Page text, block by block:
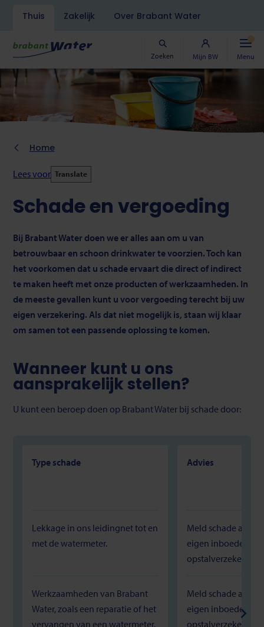
Overslaan
naar
de
inhoud
gaan
Thuis Zakelijk Over Brabant Water
Zoeken Mijn BW Menu
Kruimelpad
Home
Lees voor Translate
Schade en vergoeding
Bij Brabant Water doen we er alles aan om u van
betrouwbaar en schoon drinkwater te voorzien. Toch kan
het voorkomen dat u schade ervaart die direct of indirect
te maken heeft met onze producten of werkzaamheden. In
de meeste gevallen kunt u voor vergoeding terecht bij uw
eigen verzekering. Als dat niet mogelijk is, staan wij klaar
om samen tot een passende oplossing te komen.
Wanneer kunt u ons
aansprakelijk stellen?
U kunt een beroep doen op Brabant Water bij schade door:
Type schade
Lekkage in ons leidingnet tot en
met de watermeter.
Werkzaamheden van Brabant
Water, zoals een reparatie of het
vervangen van een watermeter.
Advies
Meld schade altijd
eigen inboedel- of
opstalverzekering.
Meld schade altijd
eigen inboedel- of
opstalverzekering.